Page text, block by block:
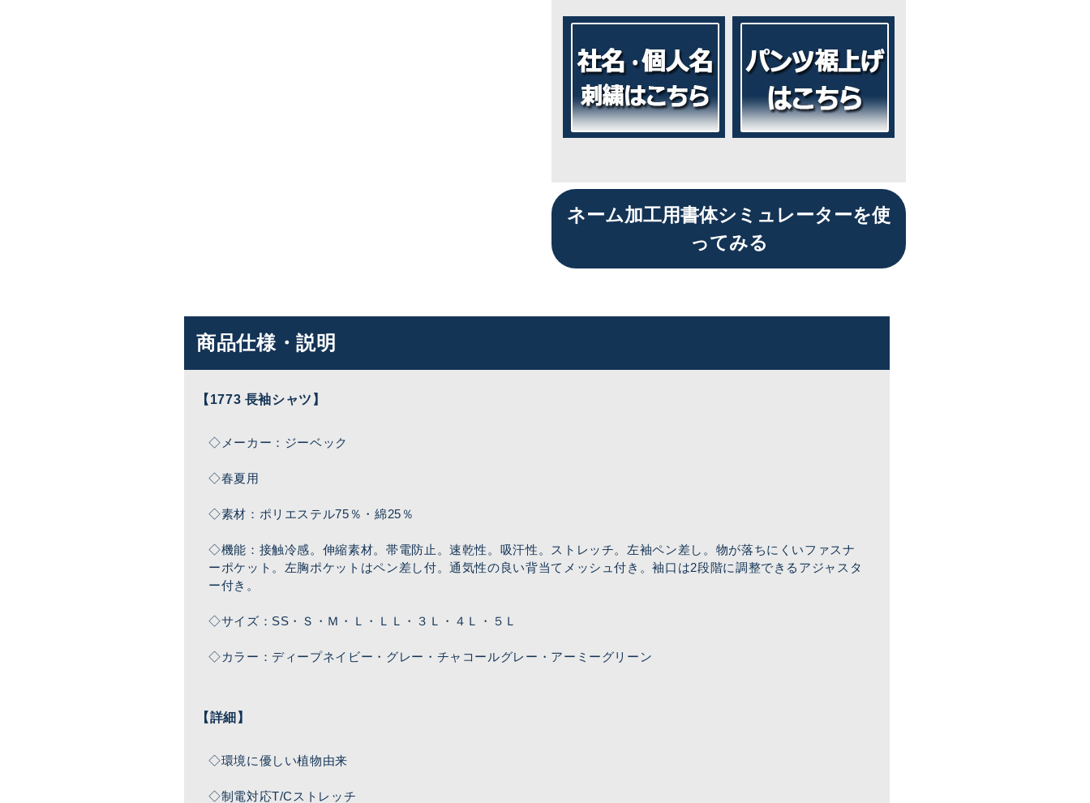
ネーム加工用書体シミュレーターを使
ってみる
商品仕様・説明
【1773 長袖シャツ】
◇メーカー：ジーベック
◇春夏用
◇素材：ポリエステル75％・綿25％
◇機能：接触冷感。伸縮素材。帯電防止。速乾性。吸汗性。ストレッチ。左袖ペン差し。物が落ちにくいファスナ
ーポケット。左胸ポケットはペン差し付。通気性の良い背当てメッシュ付き。袖口は2段階に調整できるアジャスタ
ー付き。
◇サイズ：SS・Ｓ・Ｍ・Ｌ・ＬＬ・３Ｌ・４Ｌ・５Ｌ
◇カラー：ディープネイビー・グレー・チャコールグレー・アーミーグリーン
【詳細】
◇環境に優しい植物由来
◇制電対応T/Cストレッチ